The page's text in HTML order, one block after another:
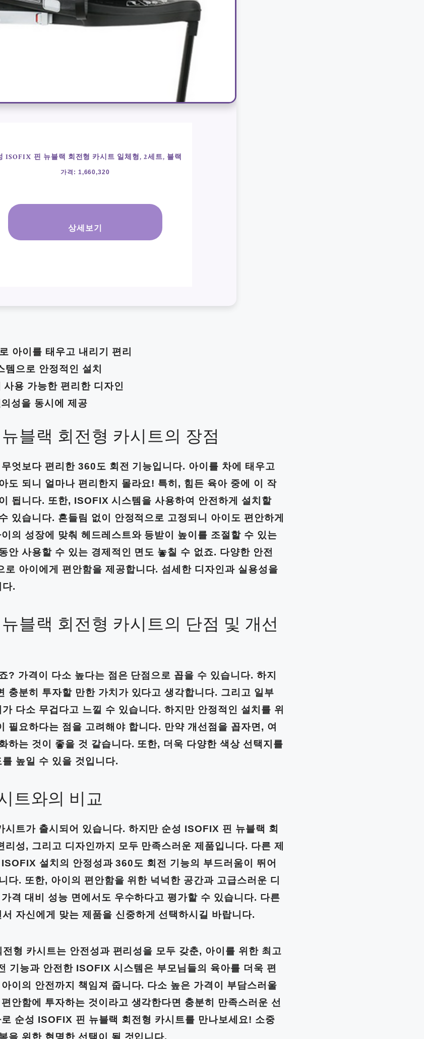
ISOFIX 핀 뉴블랙 회전형 카시트 일체형, 2세트, 블랙
가격: 1,660,320
상세보기
아이를 태우고 내리기 편리
으로 안정적인 설치
사용 가능한 편리한 디자인
성을 동시에 제공
블랙 회전형 카시트의 장점
엇보다 편리한 360도 회전 기능입니다. 아이를 차에 태우고
도 되니 얼마나 편리한지 몰라요! 특히, 힘든 육아 중에 이 작
됩니다. 또한, ISOFIX 시스템을 사용하여 안전하게 설치할
있습니다. 흔들림 없이 안정적으로 고정되니 아이도 편안하게
의 성장에 맞춰 헤드레스트와 등받이 높이를 조절할 수 있는
안 사용할 수 있는 경제적인 면도 놓칠 수 없죠. 다양한 안전
로 아이에게 편안함을 제공합니다. 섬세한 디자인과 실용성을
.
블랙 회전형 카시트의 단점 및 개선
? 가격이 다소 높다는 점은 단점으로 꼽을 수 있습니다. 하지
충분히 투자할 만한 가치가 있다고 생각합니다. 그리고 일부
다소 무겁다고 느낄 수 있습니다. 하지만 안정적인 설치를 위
필요하다는 점을 고려해야 합니다. 만약 개선점을 꼽자면, 여
하는 것이 좋을 것 같습니다. 또한, 더욱 다양한 색상 선택지를
높일 수 있을 것입니다.
트와의 비교
시트가 출시되어 있습니다. 하지만 순성 ISOFIX 핀 뉴블랙 회
리성, 그리고 디자인까지 모두 만족스러운 제품입니다. 다른 제
설치의 안정성과 360도 회전 기능의 부드러움이 뛰어
다. 또한, 아이의 편안함을 위한 넉넉한 공간과 고급스러운 디
격 대비 성능 면에서도 우수하다고 평가할 수 있습니다. 다른
자신에게 맞는 제품을 신중하게 선택하시길 바랍니다.
형 카시트는 안전성과 편리성을 모두 갖춘, 아이를 위한 최고
기능과 안전한 ISOFIX 시스템은 부모님들의 육아를 더욱 편
이의 안전까지 책임져 줍니다. 다소 높은 가격이 부담스러울
안함에 투자하는 것이라고 생각한다면 충분히 만족스러운 선
순성 ISOFIX 핀 뉴블랙 회전형 카시트를 만나보세요! 소중
을 위한 현명한 선택이 될 것입니다.